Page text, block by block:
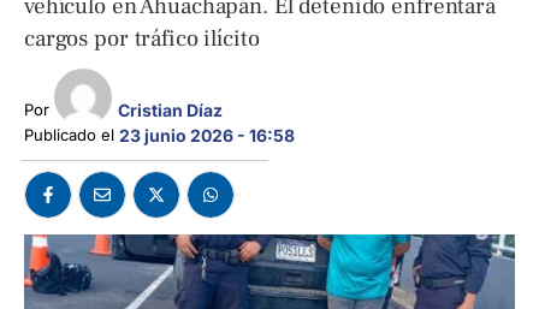
vehículo en Ahuachapán. El detenido enfrentará
cargos por tráfico ilícito
Por Cristian Díaz
Publicado el 23 junio 2026 - 16:58